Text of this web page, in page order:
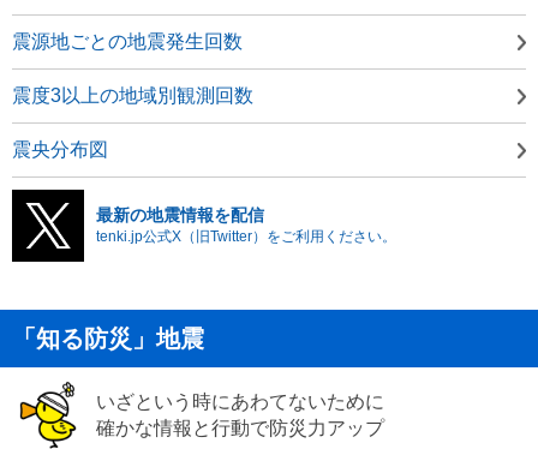
震源地ごとの地震発生回数
震度3以上の地域別観測回数
震央分布図
最新の地震情報を配信
tenki.jp公式X（旧Twitter）をご利用ください。
「知る防災」地震
いざという時にあわてないために
確かな情報と行動で防災力アップ